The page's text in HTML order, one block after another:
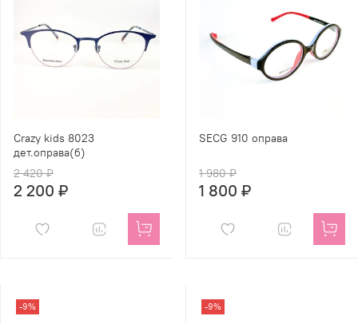
Crazy kids 8023
дет.оправа(б)
2 420 ₽
2 200 ₽
SECG 910 оправа
1 980 ₽
1 800 ₽
-9% -9%